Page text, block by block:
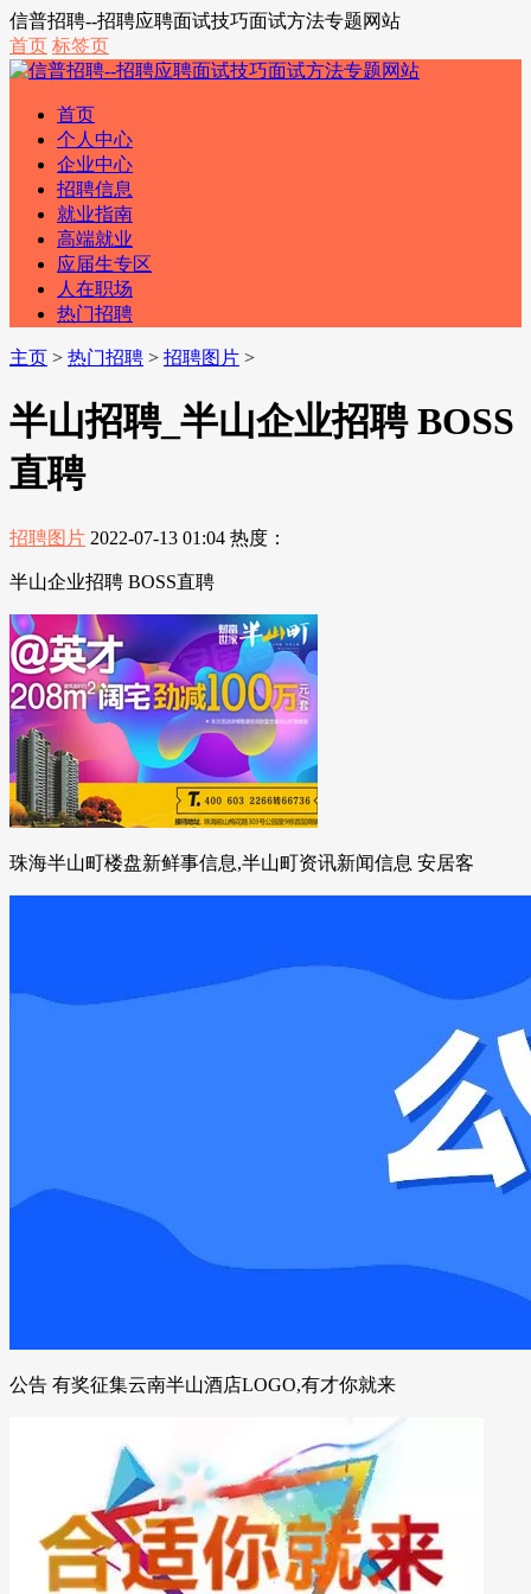
信普招聘--招聘应聘面试技巧面试方法专题网站
首页 标签页
首页
个人中心
企业中心
招聘信息
就业指南
高端就业
应届生专区
人在职场
热门招聘
主页 > 热门招聘 > 招聘图片 >
半山招聘_半山企业招聘 BOSS
直聘
招聘图片 2022-07-13 01:04 热度：
半山企业招聘 BOSS直聘
珠海半山町楼盘新鲜事信息,半山町资讯新闻信息 安居客
公告 有奖征集云南半山酒店LOGO,有才你就来